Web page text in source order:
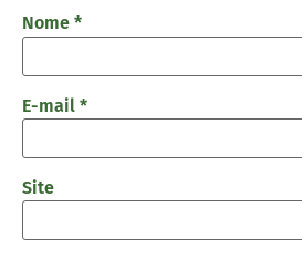
Nome *
E-mail *
Site